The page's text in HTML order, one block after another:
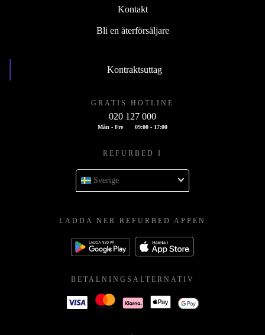
Kontakt
Bli en återförsäljare
Kontraktsuttag
GRATIS HOTLINE
020 127 000
Mån - Fre 09:00 - 17:00
REFURBED I
Sverige
LADDA NER REFURBED APPEN
BETALNINGSALTERNATIV